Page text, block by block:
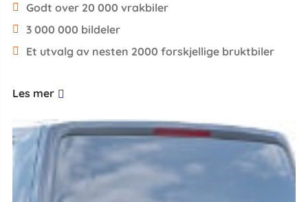
Godt over 20 000 vrakbiler
3 000 000 bildeler
Et utvalg av nesten 2000 forskjellige bruktbiler
Les mer